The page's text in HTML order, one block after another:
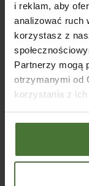
i reklam, aby
analizować ruch
korzystasz z
Partnerzy mogą
otrzymanymi od
korzystania z ich
Producent udziela
• 10 lat gwarancji
warunkami
pogodowymi i
• 10 lat gwarancji
10%)
Warunki gwarancji:
• Montaż i
• Zastosowanie
* Maks. średnica